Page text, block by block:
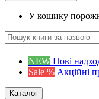
У кошику
NEW Нові
Sale % Акційні
Каталог